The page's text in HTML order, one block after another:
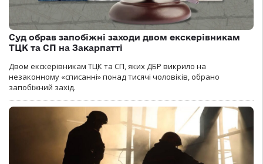
Суд обрав запобіжні заходи двом екскерівникам
ТЦК та СП на Закарпатті
Двом екскерівникам ТЦК та СП, яких ДБР викрило на
незаконному «списанні» понад тисячі чоловіків, обрано
запобіжний захід.